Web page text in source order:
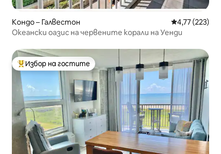
Кондо – Галвестон Средна
4,77 (223)
Океански оазис на червените корали на Уенди
Най-популярен избор на гостите
Избор на гостите